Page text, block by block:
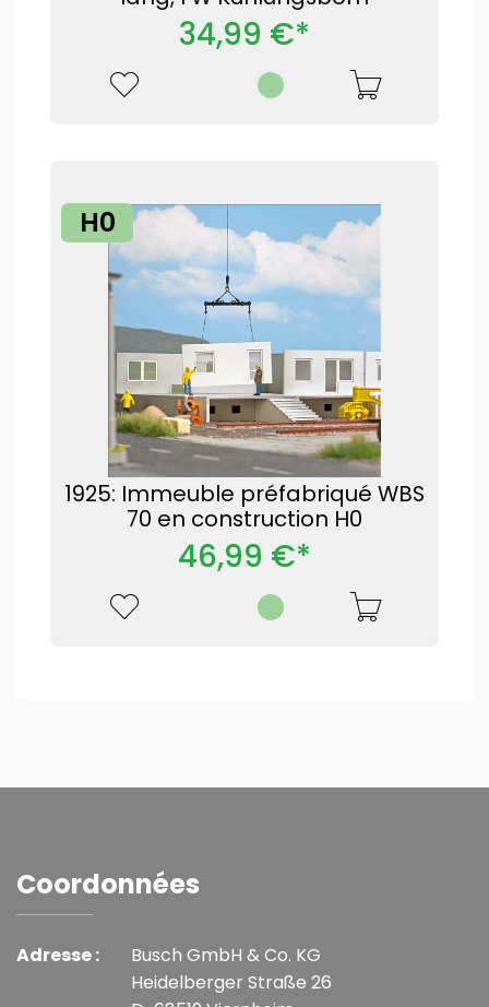
34,99 €*
H0
1925: Immeuble préfabriqué WBS
70 en construction H0
46,99 €*
Coordonnées
Adresse :
Busch GmbH & Co. KG
Heidelberger Straße 26